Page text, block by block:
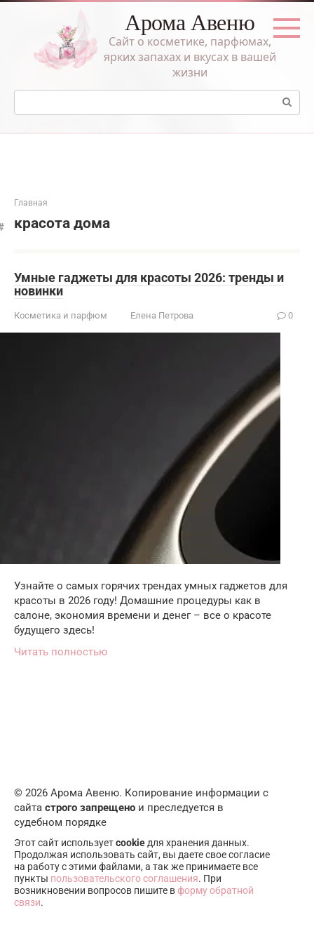
Перейти
Арома Авеню
Сайт о косметике, парфюмах,
ярких запахах и вкусах в вашей
жизни
Поиск:
Главная
красота дома
Умные гаджеты для красоты 2026: тренды и
новинки
Косметика и парфюм Елена Петрова 0
Узнайте о самых горячих трендах умных гаджетов для
красоты в 2026 году! Домашние процедуры как в
салоне, экономия времени и денег – все о красоте
будущего здесь!
Читать полностью
© 2026 Арома Авеню. Копирование информации с
сайта строго запрещено и преследуется в
судебном порядке
Этот сайт используетcookie для хранения данных.
Продолжая использовать сайт, вы даете свое согласие
на работу с этими файлами, а так же принимаете все
пункты пользовательского соглашения. При
возникновении вопросов пишите вформу обратной
связи.